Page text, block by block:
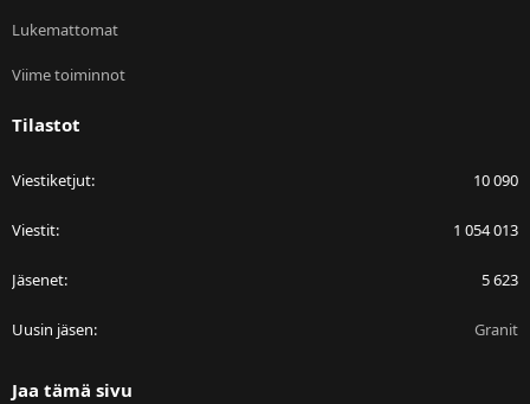
Lukemattomat
Viime toiminnot
Tilastot
Viestiketjut 10 090
Viestit 1 054 013
Jäsenet 5 623
Uusin jäsen Granit
Jaa tämä sivu